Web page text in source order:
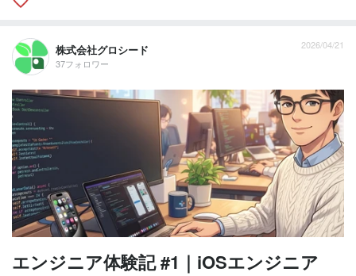
株式会社グロシード
37フォロワー
2026/04/21
エンジニア体験記 #1｜iOSエンジニア